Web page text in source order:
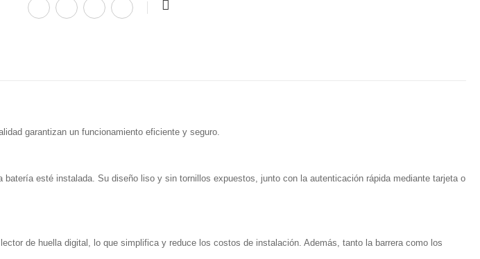
garantizan un funcionamiento eficiente y seguro.
esté instalada. Su diseño liso y sin tornillos expuestos, junto con la autenticación rápida mediante tarjeta o
de huella digital, lo que simplifica y reduce los costos de instalación. Además, tanto la barrera como los